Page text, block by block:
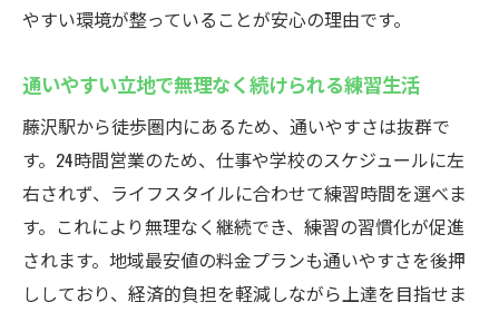
やすい環境が整っていることが安心の理由です。
通いやすい立地で無理なく続けられる練習生活
藤沢駅から徒歩圏内にあるため、通いやすさは抜群で
す。24時間営業のため、仕事や学校のスケジュールに左
右されず、ライフスタイルに合わせて練習時間を選べま
す。これにより無理なく継続でき、練習の習慣化が促進
されます。地域最安値の料金プランも通いやすさを後押
ししており、経済的負担を軽減しながら上達を目指せま